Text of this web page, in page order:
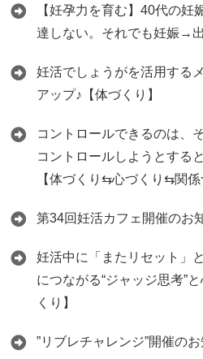
【妊孕力を育む】40代の妊
達しない。それでも妊娠→
妊活でしょうがを活用する
アップ♪【体づくり】
コントロールできるのは、
コントロールしようとする
【体づくり⇆心づくり⇆関係
第34回妊活カフェ開催のお
妊活中に「またリセット」
につながる“ジャッジ思考”
くり】
”リブレチャレンジ”開催の